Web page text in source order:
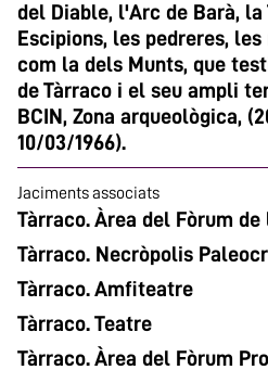
del Diable, l'Arc de Barà, la
Escipions, les pedreres,
com la dels Munts, que
de Tàrraco i el seu ampli
BCIN, Zona arqueològica,
10/03/1966).
Jaciments associats
Tàrraco. Àrea del Fòrum de
Tàrraco. Necròpolis
Tàrraco. Amfiteatre
Tàrraco. Teatre
Tàrraco. Àrea del Fòrum